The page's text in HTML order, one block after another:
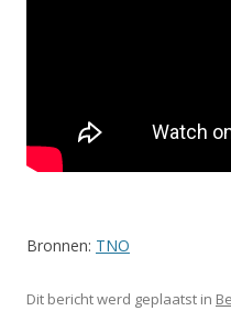
Bronnen: TNO
Dit bericht werd geplaatst in